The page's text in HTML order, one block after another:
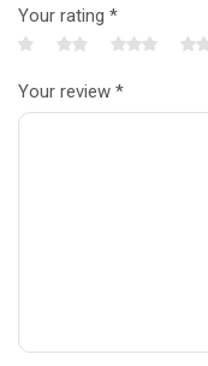
Your rating *
Your review *